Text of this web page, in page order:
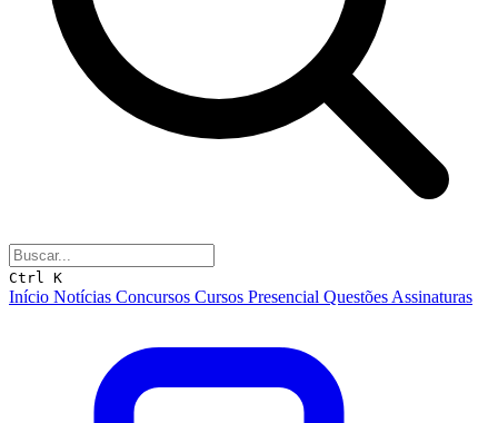
Ctrl K
Início Notícias Concursos Cursos Presencial Questões Assinaturas